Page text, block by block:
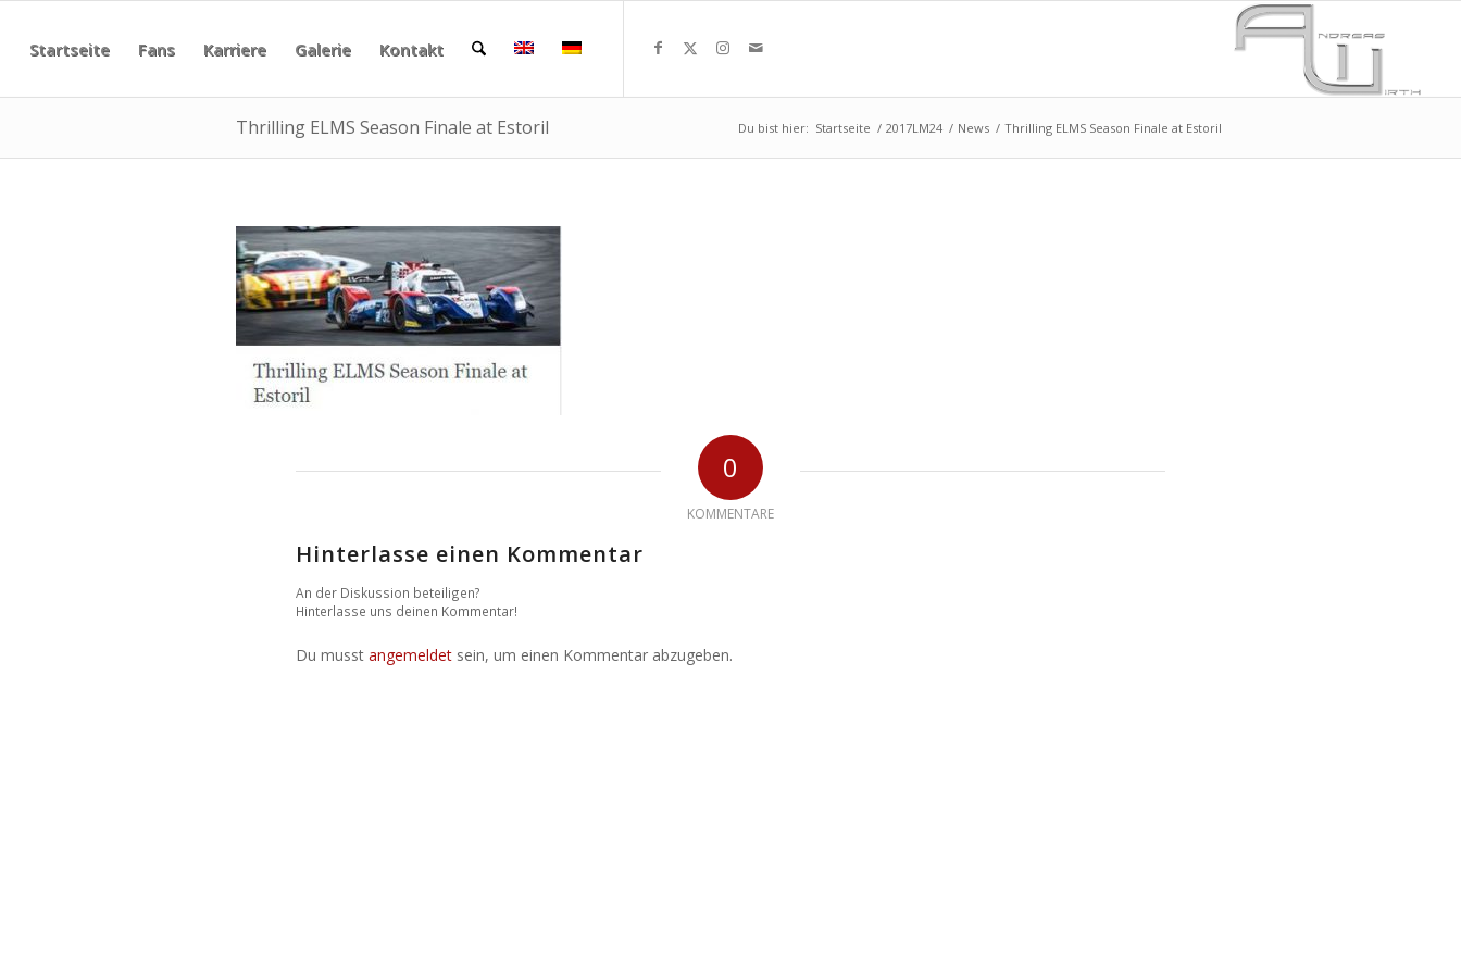
Startseite Fans Karriere Galerie Kontakt
Thrilling ELMS Season Finale at Estoril Du bist hier: Startseite / 2017LM24 / News / Thrilling ELMS Season Finale at Estoril
0
KOMMENTARE
Hinterlasse einen Kommentar
An der Diskussion beteiligen?
Hinterlasse uns deinen Kommentar!
Du musst angemeldet sein, um einen Kommentar abzugeben.